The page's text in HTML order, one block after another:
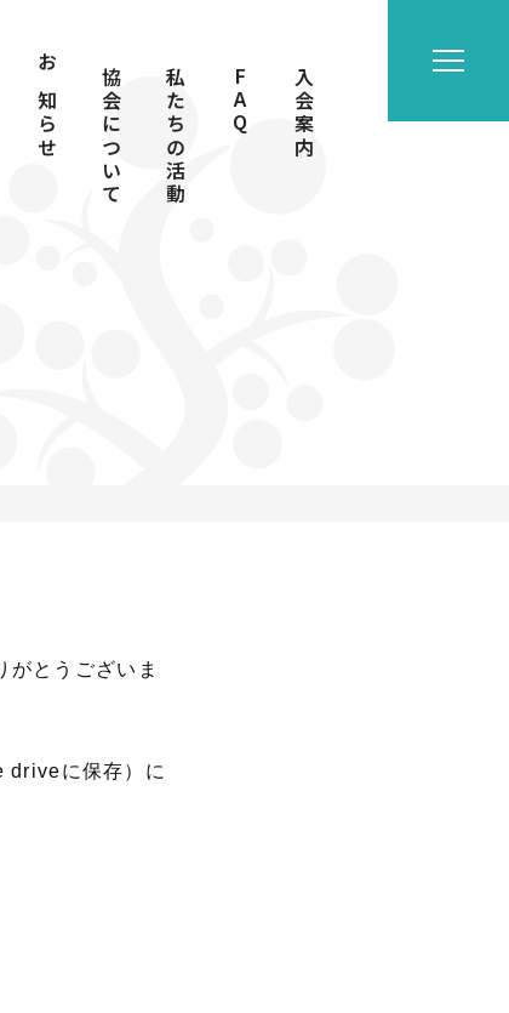
お知らせ 協会について 私たちの活動 FAQ 入会案内
がとうございま
driveに保存）に